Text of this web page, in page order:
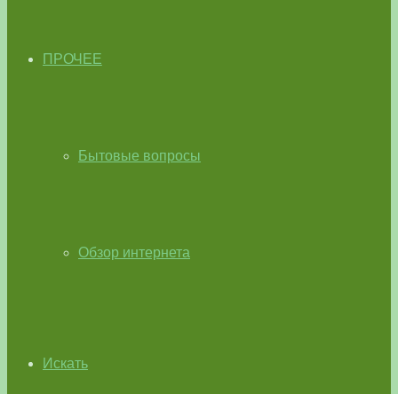
ПРОЧЕЕ
Бытовые вопросы
Обзор интернета
Искать